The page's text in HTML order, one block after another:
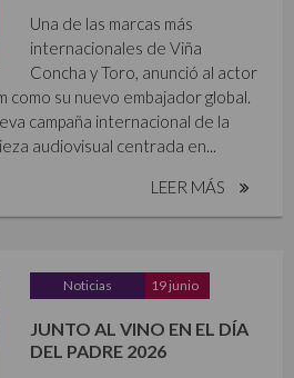
Una de las marcas más
internacionales de Viña
Concha y Toro, anunció al actor
como su nuevo embajador global.
campaña internacional de la
audiovisual centrada en...
LEER MÁS
Noticias 19 junio
JUNTO AL VINO EN EL DÍA
DEL PADRE 2026